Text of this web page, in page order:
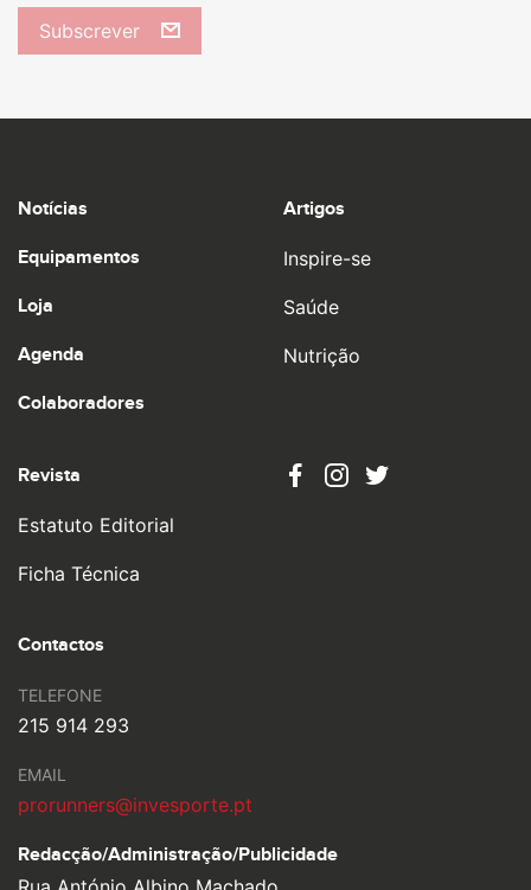
Subscrever
Notícias
Equipamentos
Loja
Agenda
Colaboradores
Artigos
Inspire-se
Saúde
Nutrição
Revista
Estatuto Editorial
Ficha Técnica
Contactos
TELEFONE
215 914 293
EMAIL
prorunners@invesporte.pt
Redacção/Administração/Publicidade